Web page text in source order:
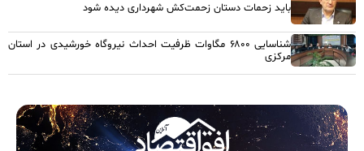
باید زحمات دستان زحمت‌کش شهرداری دیده شود
شناسایی ۶۸۰۰ مگاوات ظرفیت احداث نیروگاه خورشیدی در استان
مرکزی